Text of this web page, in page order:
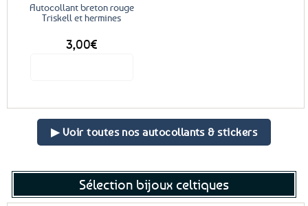
Autocollant breton rouge
Triskell et hermines
3,00€
▶ Voir toutes nos autocollants & stickers
Sélection bijoux celtiques